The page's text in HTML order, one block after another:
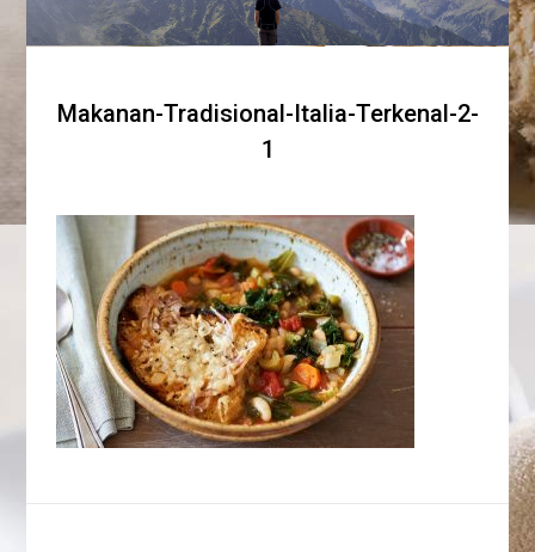
Makanan-Tradisional-Italia-Terkenal-2-
1